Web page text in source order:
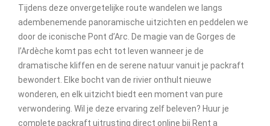
Tijdens deze onvergetelijke route wandelen we langs
adembenemende panoramische uitzichten en peddelen we
door de iconische Pont d’Arc. De magie van de Gorges de
l’Ardèche komt pas echt tot leven wanneer je de
dramatische kliffen en de serene natuur vanuit je packraft
bewondert. Elke bocht van de rivier onthult nieuwe
wonderen, en elk uitzicht biedt een moment van pure
verwondering. Wil je deze ervaring zelf beleven? Huur je
complete packraft uitrusting direct online bij Rent a